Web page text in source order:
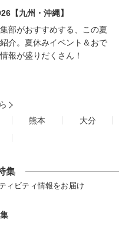
【九州・沖縄】
部がおすすめする、この夏
介。夏休みイベント＆おで
報が盛りだくさん！
熊本
大分
集
ィビティ情報をお届け